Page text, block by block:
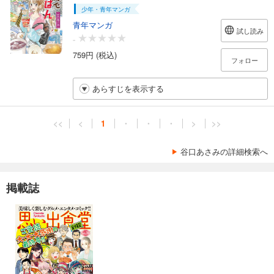
少年・青年マンガ
青年マンガ
-
759円 (税込)
試し読み
フォロー
あらすじを表示する
<< < 1 ・ ・ ・ > >>
谷口あさみの詳細検索へ
掲載誌